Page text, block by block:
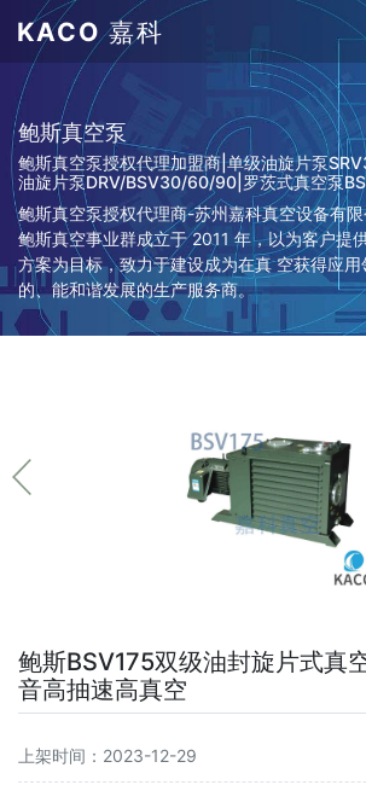
KACO嘉科
鲍斯真空泵
鲍斯真空泵授权代理加盟商|单级油旋片泵
油旋片泵DRV/BSV30/60/90|罗茨式真空泵
鲍斯真空泵授权代理商-苏州嘉科真空设备有
鲍斯真空事业群成立于 2011 年，以为客户提
方案为目标，致力于建设成为在真 空获得应
的、能和谐发展的生产服务商。
鲍斯BSV175双级油封旋片式真
音高抽速高真空
上架时间：2023-12-29